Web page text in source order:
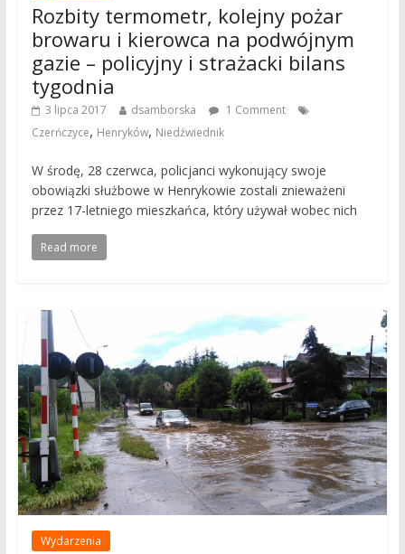
Rozbity termometr, kolejny pożar
browaru i kierowca na podwójnym
gazie – policyjny i strażacki bilans
tygodnia
3 lipca 2017 dsamborska
1 Comment
Czerńczyce, Henryków, Niedźwiednik
W środę, 28 czerwca, policjanci wykonujący swoje
obowiązki służbowe w Henrykowie zostali znieważeni
przez 17-letniego mieszkańca, który używał wobec nich
Read more
Wydarzenia